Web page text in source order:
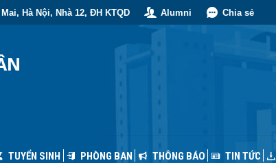
Hà Nội, Nhà 12, ĐH KTQD Alumni Chia sẻ
TUYỂN SINH PHÒNG BAN THÔNG BÁO TIN TỨC
TUYỂN SINH PHÒNG BAN THÔNG BÁO